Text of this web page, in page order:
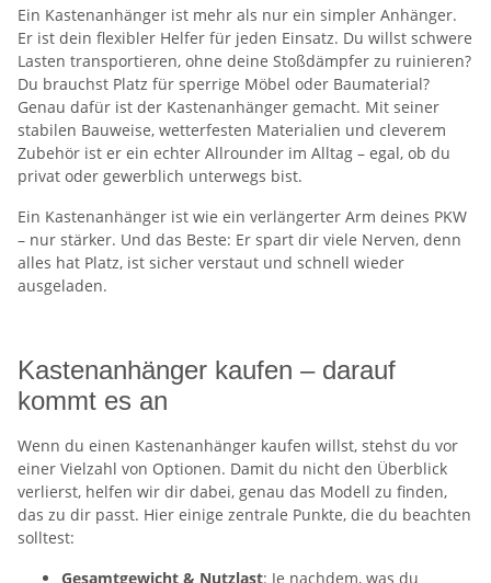
Ein Kastenanhänger ist mehr als nur ein simpler Anhänger.
Er ist dein flexibler Helfer für jeden Einsatz. Du willst schwere
Lasten transportieren, ohne deine Stoßdämpfer zu ruinieren?
Du brauchst Platz für sperrige Möbel oder Baumaterial?
Genau dafür ist der Kastenanhänger gemacht. Mit seiner
stabilen Bauweise, wetterfesten Materialien und cleverem
Zubehör ist er ein echter Allrounder im Alltag – egal, ob du
privat oder gewerblich unterwegs bist.
Ein Kastenanhänger ist wie ein verlängerter Arm deines PKW
– nur stärker. Und das Beste: Er spart dir viele Nerven, denn
alles hat Platz, ist sicher verstaut und schnell wieder
ausgeladen.
Kastenanhänger kaufen – darauf
kommt es an
Wenn du einen Kastenanhänger kaufen willst, stehst du vor
einer Vielzahl von Optionen. Damit du nicht den Überblick
verlierst, helfen wir dir dabei, genau das Modell zu finden,
das zu dir passt. Hier einige zentrale Punkte, die du beachten
solltest:
Gesamtgewicht & Nutzlast: Je nachdem, was du